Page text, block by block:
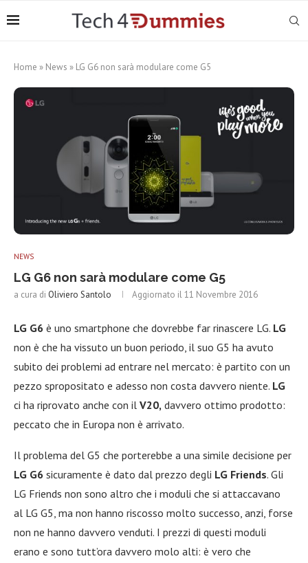
Home » News » LG G6 non sarà modulare come G5
NEWS
LG G6 non sarà modulare come G5
a cura di Oliviero Santolo Aggiornato il11 Novembre 2016
LG G6 è uno smartphone che dovrebbe far rinascere LG. LG
non è che ha vissuto un buon periodo, il suo G5 ha avuto
subito dei problemi ad entrare nel mercato: è partito con un
pezzo spropositato e adesso non costa davvero niente. LG
ci ha riprovato anche con il V20, davvero ottimo prodotto:
peccato che in Europa non è arrivato.
Il problema del G5 che porterebbe a una simile decisione per
LG G6 sicuramente è dato dal prezzo degli LG Friends. Gli
LG Friends non sono altro che i moduli che si attaccavano
al LG G5, ma non hanno riscosso molto successo, anzi, forse
non ne hanno davvero venduti. I prezzi di questi moduli
erano e sono tutt’ora davvero molo alti: è vero che